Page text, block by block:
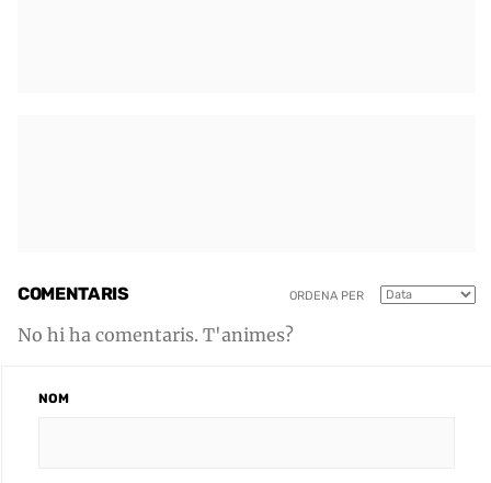
COMENTARIS ORDENA PER
No hi ha comentaris. T'animes?
NOM